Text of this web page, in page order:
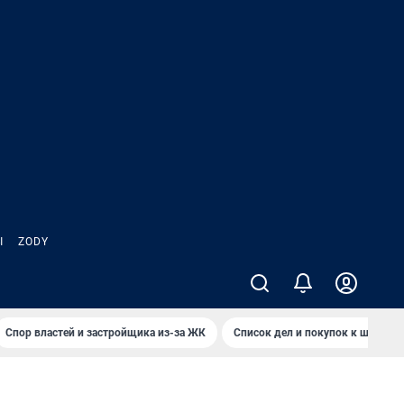
ZODY
Спор властей и застройщика из-за ЖК Список дел и покупок к школе